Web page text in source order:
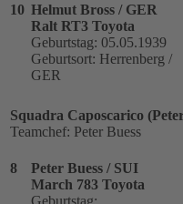
10 Helmut Bross / GER
Ralt RT3 Toyota
Geburtstag: 05.05.1939
Geburtsort: Herrenberg /
GER
Squadra Caposcarico
Teamchef: Peter Buess
8
Peter Buess / SUI
March 783 Toyota
Geburtstag: